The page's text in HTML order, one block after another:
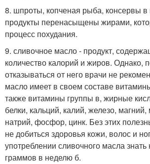
8. шпроты, копченая рыба, консервы
продукты перенасыщены жирами,
процесс похудания.
9. сливочное масло - продукт,
количество калорий и жиров. Однако,
отказываться от него врачи не
масло имеет в своем составе
также витамины группы в, жирные
белки, кальций, калий, железо,
натрий, фосфор, цинк. Без этих
не добиться здоровья кожи, волос и
употреблении сливочного масла
граммов в неделю б.